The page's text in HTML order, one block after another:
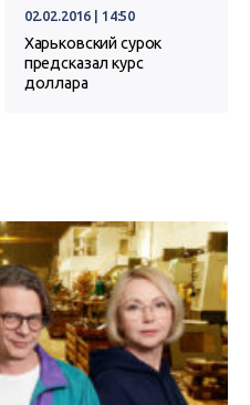
02.02.2016 | 14:50
Харьковский сурок
предсказал курс
доллара